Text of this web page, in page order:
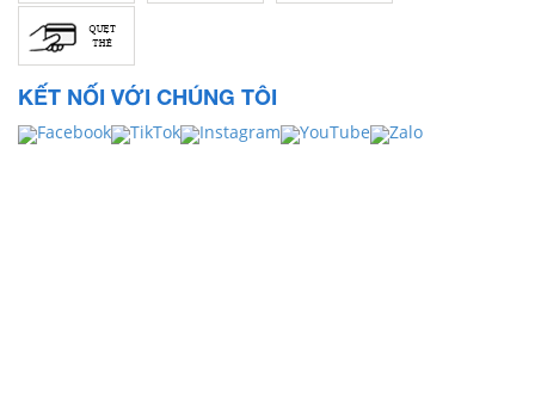
KẾT NỐI VỚI CHÚNG TÔI